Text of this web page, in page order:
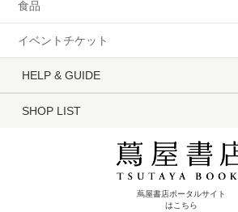
食品
イベントチケット
HELP & GUIDE
SHOP LIST
蔦屋書店ポータルサイト
はこちら